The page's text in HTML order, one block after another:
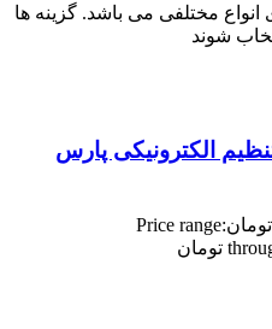
انواع مختلفی می باشد. گزینه ها
شوند
الکترونیکی پارس
تومانPrice range: